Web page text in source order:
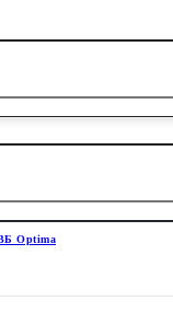
Optima